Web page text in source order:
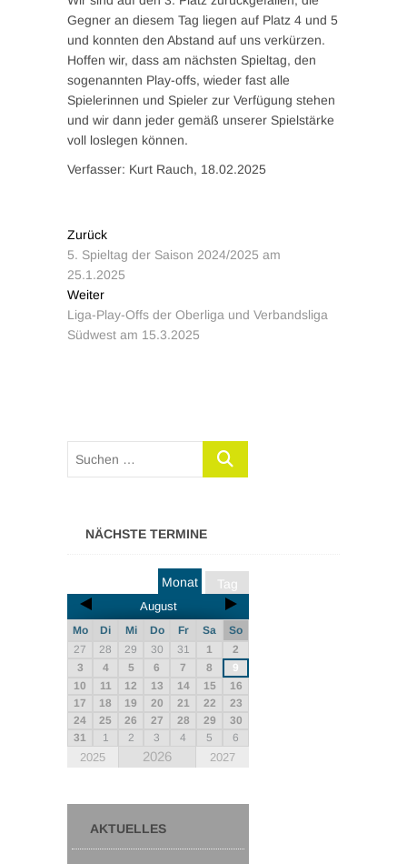
Gegner an diesem Tag liegen auf Platz 4 und 5
und konnten den Abstand auf uns verkürzen.
Hoffen wir, dass am nächsten Spieltag, den
sogenannten Play-offs, wieder fast alle
Spielerinnen und Spieler zur Verfügung stehen
und wir dann jeder gemäß unserer Spielstärke
voll loslegen können.
Verfasser: Kurt Rauch, 18.02.2025
Zurück
5. Spieltag der Saison 2024/2025 am
25.1.2025
Weiter
Liga-Play-Offs der Oberliga und Verbandsliga
Südwest am 15.3.2025
NÄCHSTE TERMINE
Tag
Monat
August
Mo Di Mi Do Fr Sa
So
27
28 29 30 31 1
2
3
4 5 6 7 8
9
10
11 12 13 14 15
16
17
18 19 20 21 22
23
24
25 26 27 28 29
30
31
1 2 3 4 5 6
2025 2026 2027
AKTUELLES